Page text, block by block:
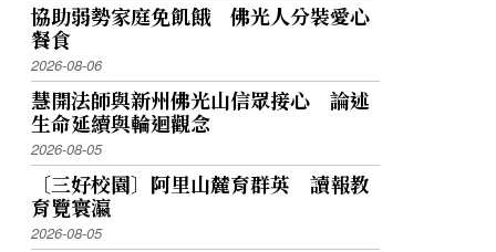
協助弱勢家庭免飢餓 佛光人分裝愛心
餐食
2026-08-06
慧開法師與新州佛光山信眾接心 論述
生命延續與輪迴觀念
2026-08-05
〔三好校園〕阿里山麓育群英 讀報教
育覽寰瀛
2026-08-05